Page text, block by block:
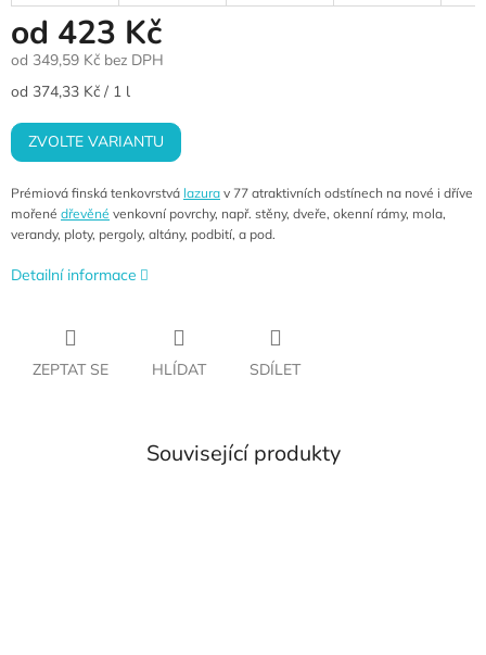
od 423 Kč
od 349,59 Kč bez DPH
Měrná
od 374,33 Kč / 1 l
ZVOLTE VARIANTU
Prémiová finská tenkovrstvá lazura v 77 atraktivních odstínech na nové i dříve
mořené dřevěné venkovní povrchy, např. stěny, dveře, okenní rámy, mola,
verandy, ploty, pergoly, altány, podbití, a pod.
Detailní informace
ZEPTAT SE HLÍDAT SDÍLET
Související produkty